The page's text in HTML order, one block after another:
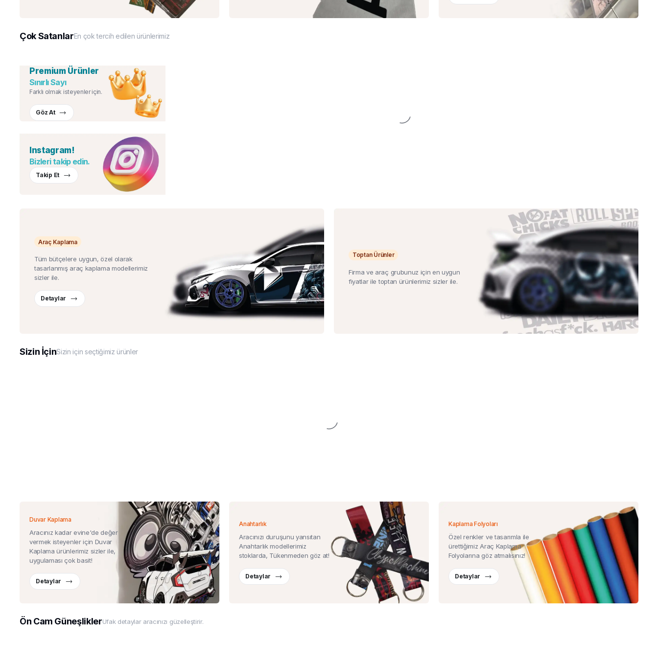
Çok SatanlarEn çok tercih edilen ürünlerimiz
Premium Ürünler
Sınırlı Sayı
Farklı olmak isteyenler için.
Göz At
Instagram!
Bizleri takip edin.
Takip Et
Araç Kaplama
Tüm bütçelere uygun, özel olarak
tasarlanmış araç kaplama modellerimiz
sizler ile.
Detaylar
Toptan Ürünler
Firma ve araç grubunuz için en uygun
fiyatlar ile toptan ürünlerimiz sizler ile.
Sizin İçinSizin için seçtiğimiz ürünler
Duvar Kaplama
Aracınız kadar evine'de değer
vermek isteyenler için Duvar
Kaplama ürünlerimiz sizler ile,
uygulaması çok basit!
Detaylar
Anahtarlık
Aracınızı duruşunu yansıtan
Anahtarlık modellerimiz
stoklarda, Tükenmeden göz at!
Detaylar
Kaplama Folyoları
Özel renkler ve tasarımla ile
ürettiğimiz Araç Kaplama
Folyolarına göz atmalısınız!
Detaylar
Ön Cam GüneşliklerUfak detaylar aracınızı güzelleştirir.